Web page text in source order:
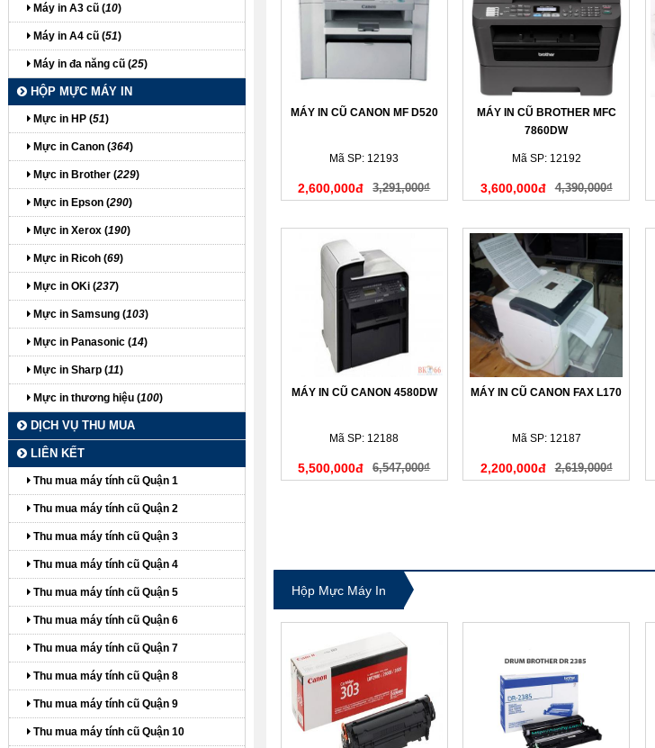
MÁY IN CŨ CANON MF D520
Mã SP: 12193
2,600,000đ 3,291,000₫
MÁY IN CŨ BROTHER MFC
7860DW
Mã SP: 12192
3,600,000đ 4,390,000₫
MÁY IN CŨ CANON 4580DW
Mã SP: 12188
5,500,000đ 6,547,000₫
MÁY IN CŨ CANON FAX L170
Mã SP: 12187
2,200,000đ 2,619,000₫
Hộp Mực Máy In
Máy in A3 cũ (10)
Máy in A4 cũ (51)
Máy in đa năng cũ (25)
HỘP MỰC MÁY IN
Mực in HP (51)
Mực in Canon (364)
Mực in Brother (229)
Mực in Epson (290)
Mực in Xerox (190)
Mực in Ricoh (69)
Mực in OKi (237)
Mực in Samsung (103)
Mực in Panasonic (14)
Mực in Sharp (11)
Mực in thương hiệu (100)
DỊCH VỤ THU MUA
LIÊN KẾT
Thu mua máy tính cũ Quận 1
Thu mua máy tính cũ Quận 2
Thu mua máy tính cũ Quận 3
Thu mua máy tính cũ Quận 4
Thu mua máy tính cũ Quận 5
Thu mua máy tính cũ Quận 6
Thu mua máy tính cũ Quận 7
Thu mua máy tính cũ Quận 8
Thu mua máy tính cũ Quận 9
Thu mua máy tính cũ Quận 10